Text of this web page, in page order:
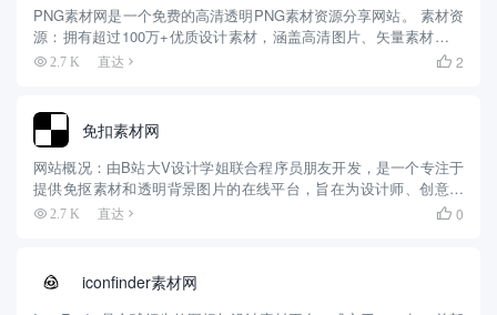
PNG素材网是一个免费的高清透明PNG素材资源分享网站。 素材资
源：拥有超过100万+优质设计素材，涵盖高清图片、矢量素材、免
抠元素等。素材类型丰富，包括党建设计元素、24节气素材、海滩
2.7 K 直达  2
免扣素材网
网站概况：由B站大V设计学姐联合程序员朋友开发，是一个专注于
提供免抠素材和透明背景图片的在线平台，旨在为设计师、创意工
作者等提供便捷服务。 素材资源：拥有10万+免抠素材，覆盖电
2.7 K 直达  0
iconfinder素材网